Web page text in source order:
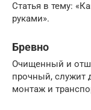
Статья в тему:
руками».
Бревно
Очищенный и
прочный, служит
монтаж и